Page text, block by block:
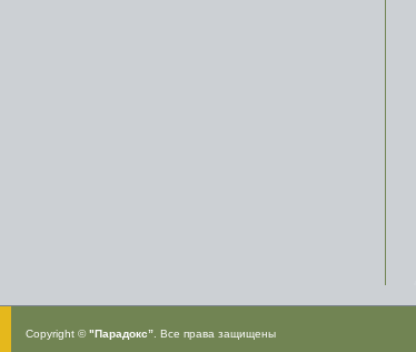
Copyright ©"Парадокс” . Все права защищены